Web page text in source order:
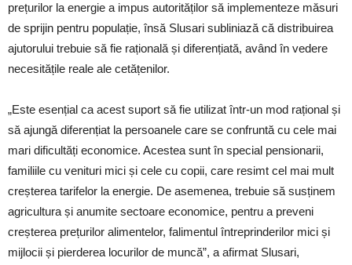
prețurilor la energie a impus autorităților să implementeze măsuri
de sprijin pentru populație, însă Slusari subliniază că distribuirea
ajutorului trebuie să fie rațională și diferențiată, având în vedere
necesitățile reale ale cetățenilor.
„Este esențial ca acest suport să fie utilizat într-un mod rațional și
să ajungă diferențiat la persoanele care se confruntă cu cele mai
mari dificultăți economice. Acestea sunt în special pensionarii,
familiile cu venituri mici și cele cu copii, care resimt cel mai mult
creșterea tarifelor la energie. De asemenea, trebuie să susținem
agricultura și anumite sectoare economice, pentru a preveni
creșterea prețurilor alimentelor, falimentul întreprinderilor mici și
mijlocii și pierderea locurilor de muncă”, a afirmat Slusari,